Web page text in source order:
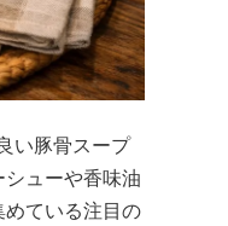
い豚骨スープ
ューや香味油
ている注目の